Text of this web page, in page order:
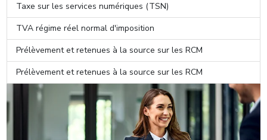
Taxe sur les services numériques (TSN)
TVA régime réel normal d'imposition
Prélèvement et retenues à la source sur les RCM
Prélèvement et retenues à la source sur les RCM